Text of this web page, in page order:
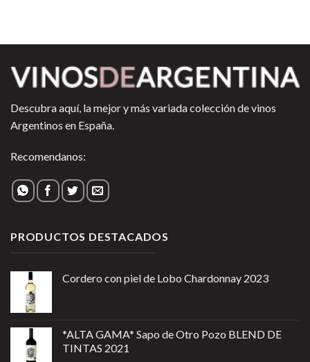
Descubra aquí, la mejor y más variada colección de vinos
Argentinos en España.
Recomendanos:
PRODUCTOS DESTACADOS
Cordero con piel de Lobo Chardonnay 2023
*ALTA GAMA* Sapo de Otro Pozo BLEND DE
TINTAS 2021